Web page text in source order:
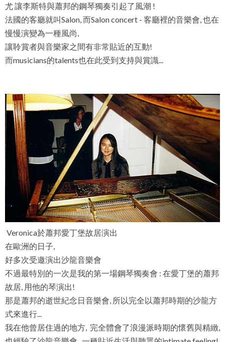
尤 讓李斯特與蕭邦的鋼琴獨奏引起了風潮 !
法國的客廳就叫Salon, 而Salon concert - 客廳裡的音樂會, 也在
慢慢演變為一種風尚,
讓聆賞者與音樂家之間有非常貼近的互動!
而musicians的talents也在此受到支持與賞識...
Veronica於蕭邦愛丁堡故居演出
在歐洲的日子,
好多次受邀演出沙龍音樂會
不過最特別的一次是我的第一場鋼琴獨奏會 : 在愛丁堡的蕭邦
故居, 用他的琴演出!
那是蕭邦的逝世紀念日音樂會, 所以完全以蕭邦時期的沙龍方
式來進行...
我在他曾居住過的地方, 完全體會了浪漫派時期的懷舊與精緻,